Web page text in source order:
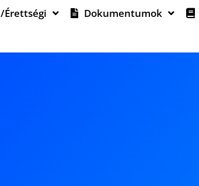
Érettségi Dokumentumok